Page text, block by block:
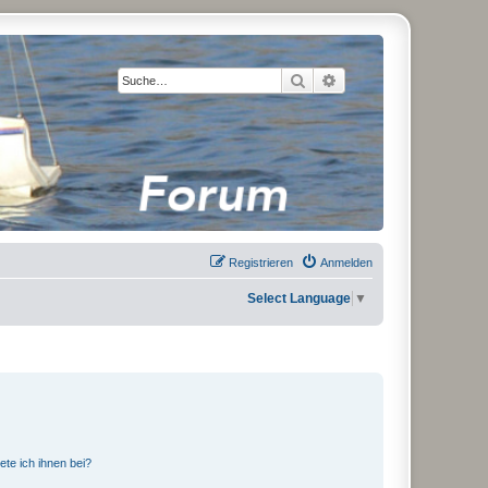
Suche Erweiterte Suche
Anmelden
Registrieren
Select Language ▼
ich ihnen bei?